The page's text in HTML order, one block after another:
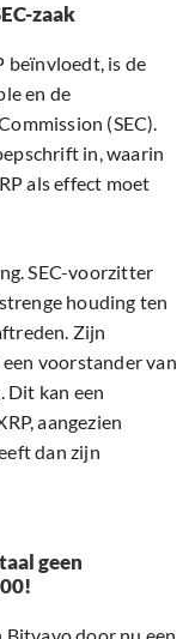
zaak
beïnvloedt, is de
en de
(SEC).
in, waarin
als effect moet
SEC-voorzitter
houding ten
Zijn
voorstander van
Dit kan een
aangezien
dan zijn
geen